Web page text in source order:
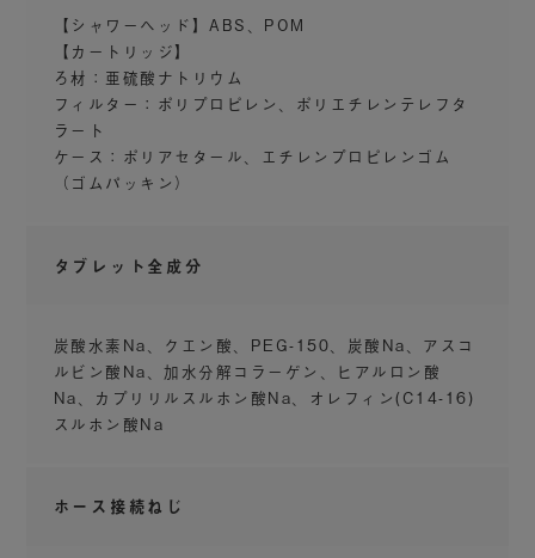
重炭酸※1タブレットで自宅で炭酸ヘッドスパ
体験
コラーゲン
、ヒアルロン酸※4の美容成分を含
で洗い流し、髪や肌にうるおいとツヤを与えま
※1 初回6錠付属​ 基剤：炭酸水素Na、炭酸Na ※2 シャワ
ーの水流や手指のマッサージ効果による ※3 保湿剤:加水分
解コラーゲン、※4 保湿剤:ヒアルロン酸Na ✳︎シャワー本体
は、タブレットなしでも使用可能
【シャワーヘッド】ABS、POM
【カートリッジ】
ろ材：亜硫酸ナトリウム
フィルター：ポリプロピレン、ポリエチレンテレフタ
ラート
ケース：ポリアセタール、エチレンプロピレンゴム
（ゴムパッキン）
タブレット全成分
炭酸水素Na、クエン酸、PEG-150、炭酸Na、アスコ
ルビン酸Na、加水分解コラーゲン、ヒアルロン酸
Na、カプリリルスルホン酸Na、オレフィン(C14-16)
スルホン酸Na
ホース接続ねじ